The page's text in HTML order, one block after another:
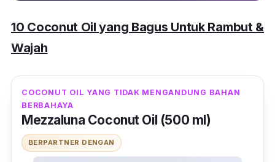
10 Coconut Oil yang Bagus Untuk Rambut &
Wajah
COCONUT OIL YANG TIDAK MENGANDUNG BAHAN
BERBAHAYA
Mezzaluna Coconut Oil (500 ml)
BERPARTNER DENGAN